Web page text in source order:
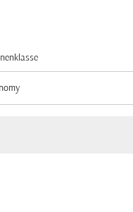
option Economy Selected